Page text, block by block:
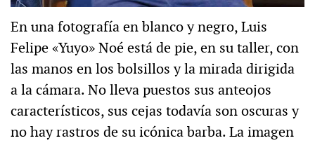
En una fotografía en blanco y negro, Luis
Felipe «Yuyo» Noé está de pie, en su taller, con
las manos en los bolsillos y la mirada dirigida
a la cámara. No lleva puestos sus anteojos
característicos, sus cejas todavía son oscuras y
no hay rastros de su icónica barba. La imagen